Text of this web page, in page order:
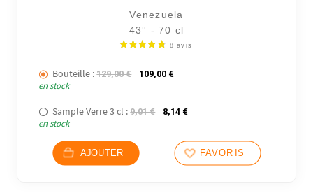
Venezuela
43° - 70 cl
Bouteille : 129,00€ Le prix initial était : 129,00 €.
109,00 €Le prix actuel est : 109,00 €.
en stock
Sample Verre 3 cl : 9,01€ Le prix initial était : 9,01 €.
8,14 €Le prix actuel est : 8,14 €.
en stock
AJOUTER FAVORIS